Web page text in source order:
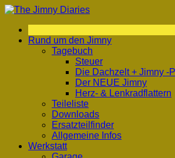
Zum
springen
Rund um den Jimny
Tagebuch
Steuer
Die Dachzelt + Jimny -
Der NEUE Jimny
Herz- & Lenkradflattern
Teileliste
Downloads
Ersatzteilfinder
Allgemeine Infos
Werkstatt